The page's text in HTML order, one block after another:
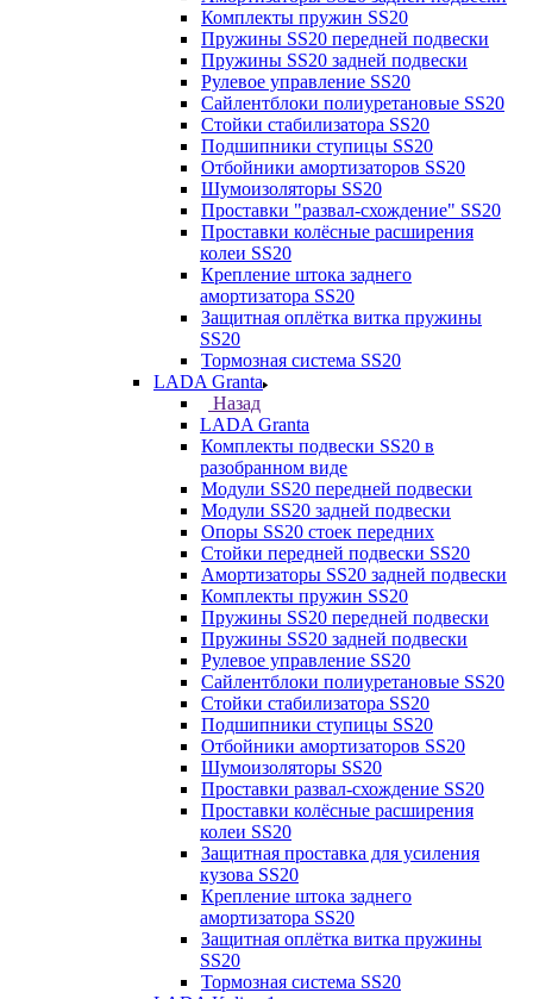
Комплекты пружин SS20
Пружины SS20 передней подвески
Пружины SS20 задней подвески
Рулевое управление SS20
Сайлентблоки полиуретановые SS20
Стойки стабилизатора SS20
Подшипники ступицы SS20
Отбойники амортизаторов SS20
Шумоизоляторы SS20
Проставки "развал-схождение" SS20
Проставки колёсные расширения
колеи SS20
Крепление штока заднего
амортизатора SS20
Защитная оплётка витка пружины
SS20
Тормозная система SS20
LADA Granta
Назад
LADA Granta
Комплекты подвески SS20 в
разобранном виде
Модули SS20 передней подвески
Модули SS20 задней подвески
Опоры SS20 стоек передних
Стойки передней подвески SS20
Амортизаторы SS20 задней подвески
Комплекты пружин SS20
Пружины SS20 передней подвески
Пружины SS20 задней подвески
Рулевое управление SS20
Сайлентблоки полиуретановые SS20
Стойки стабилизатора SS20
Подшипники ступицы SS20
Отбойники амортизаторов SS20
Шумоизоляторы SS20
Проставки развал-схождение SS20
Проставки колёсные расширения
колеи SS20
Защитная проставка для усиления
кузова SS20
Крепление штока заднего
амортизатора SS20
Защитная оплётка витка пружины
SS20
Тормозная система SS20